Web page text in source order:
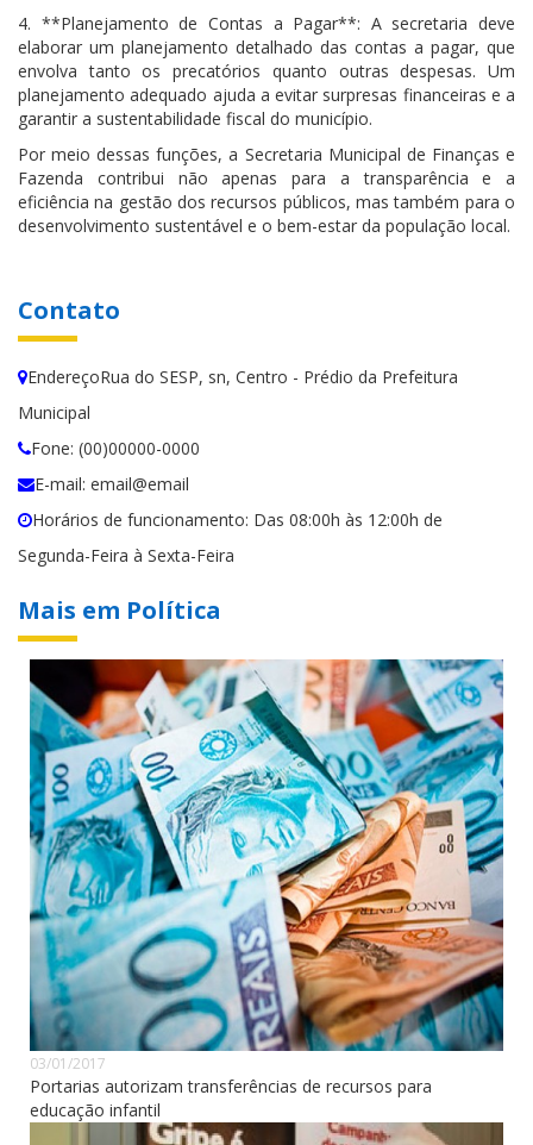
4. **Planejamento de Contas a Pagar**: A secretaria deve
elaborar um planejamento detalhado das contas a pagar, que
envolva tanto os precatórios quanto outras despesas. Um
planejamento adequado ajuda a evitar surpresas financeiras e a
garantir a sustentabilidade fiscal do município.
Por meio dessas funções, a Secretaria Municipal de Finanças e
Fazenda contribui não apenas para a transparência e a
eficiência na gestão dos recursos públicos, mas também para o
desenvolvimento sustentável e o bem-estar da população local.
Contato
EndereçoRua do SESP, sn, Centro - Prédio da Prefeitura
Municipal
Fone: (00)00000-0000
E-mail: email@email
Horários de funcionamento: Das 08:00h às 12:00h de
Segunda-Feira à Sexta-Feira
Mais em Política
03/01/2017
Portarias autorizam transferências de recursos para
educação infantil